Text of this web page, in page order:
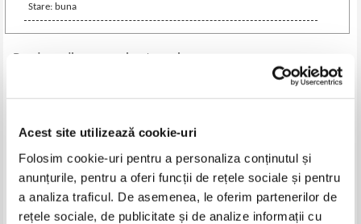
Acest site utilizează cookie-uri
Folosim cookie-uri pentru a personaliza conținutul și
anunțurile, pentru a oferi funcții de rețele sociale și pentru
a analiza traficul. De asemenea, le oferim partenerilor de
rețele sociale, de publicitate și de analize informații cu
Stare: buna
Produse din aceeasi categorie